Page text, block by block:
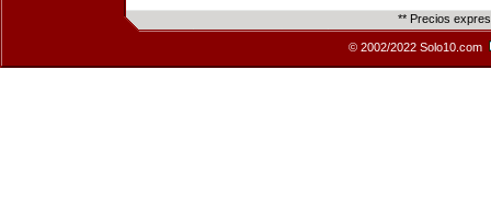
** Precios
© 2002/2022 Solo10.com